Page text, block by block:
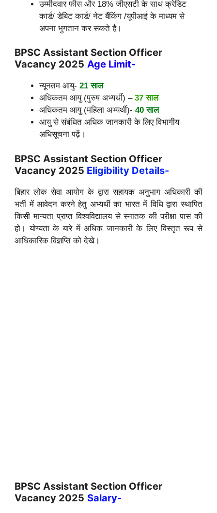
उम्मीदवार फीस और 18% जीएसटी के साथ क्रेडिट
कार्ड/ डेबिट कार्ड/ नेट बैंकिंग /यूपीआई के माध्यम से
अपना भुगतान कर सकते है।
BPSC Assistant Section Officer
Vacancy 2025 Age Limit-
न्यूनतम आयु- 21 साल
अधिकतम आयु (पुरुष अभ्यर्थी) – 37 साल
अधिकतम आयु (महिला अभ्यर्थी)- 40 साल
आयु से संबंधित अधिक जानकारी के लिए विभागीय
अधिसूचना पढ़ें।
BPSC Assistant Section Officer
Vacancy 2025 Eligibility Details-
बिहार लोक सेवा आयोग के द्वारा सहायक अनुभाग अधिकारी की
भर्ती में आवेदन करने हेतु अभ्यर्थी का भारत में विधि द्वारा स्थापित
किसी मान्यता प्राप्त विश्वविद्यालय से स्नातक की परीक्षा पास की
हो। योग्यता के बारे में अधिक जानकारी के लिए विस्तृत रूप से
आधिकारिक विज्ञप्ति को देखे।
BPSC Assistant Section Officer
Vacancy 2025 Salary-